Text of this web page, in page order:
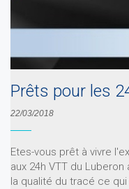
Prêts pour les
22/03/2018
Etes-vous prêt à vivre
aux 24h VTT du
la qualité du tracé ce